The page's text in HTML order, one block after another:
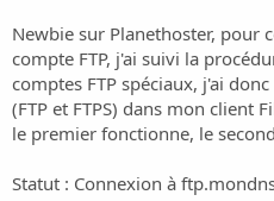
d
i
c
u
s
i
t
Newbie sur Planethoster, pour
compte FTP, j'ai suivi la
comptes FTP spéciaux, j'ai
(FTP et FTPS) dans mon client
le premier fonctionne, le
Statut : Connexion à